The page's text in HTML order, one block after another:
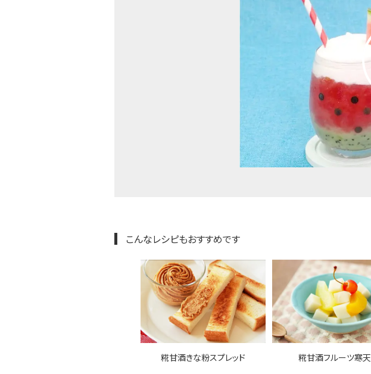
こんなレシピもおすすめです
糀甘酒きな粉スプレッド 糀甘酒フルーツ寒天